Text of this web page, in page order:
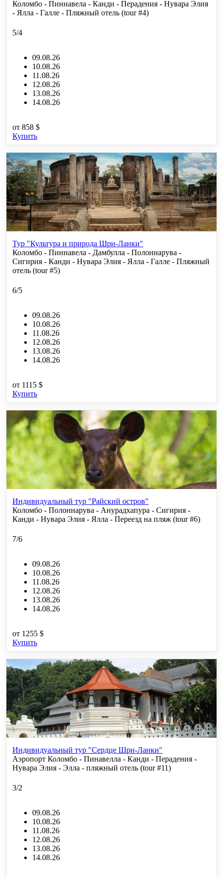
Коломбо - Пиннавела - Канди - Перадения - Нувара Элия
- Ялла - Галле - Пляжный отель (tour #4)
5/4
09.08.26
10.08.26
11.08.26
12.08.26
13.08.26
14.08.26
от 858 $
Купить
Тур "Культура и природа Шри-Ланки"
Коломбо - Пиннавела - Дамбулла - Полоннарува -
Сигирия - Канди - Нувара Элия - Ялла - Галле - Пляжный
отель (tour #5)
6/5
09.08.26
10.08.26
11.08.26
12.08.26
13.08.26
14.08.26
от 1115 $
Купить
Индивидуальный тур "Райский остров"
Коломбо - Полоннарува - Анурадхапура - Сигирия -
Канди - Нувара Элия - Ялла - Переезд на пляж (tour #6)
7/6
09.08.26
10.08.26
11.08.26
12.08.26
13.08.26
14.08.26
от 1255 $
Купить
Индивидуальный тур "Сердце Шри-Ланки"
Аэропорт Коломбо - Пинавелла - Канди - Перадения -
Нувара Элия - Элла - пляжный отель (tour #11)
3/2
09.08.26
10.08.26
11.08.26
12.08.26
13.08.26
14.08.26